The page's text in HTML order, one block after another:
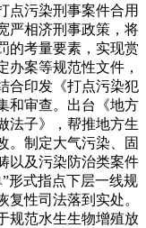
点污染刑事案件合用
严相济刑事政策，将
的考量要素，实现赏
办案等规范性文件，
合印发《打点污染犯
和审查。出台《地方
法子》，帮推地方生
。制定大气污染、固
以及污染防治类案件
形式指点下层一线规
性司法落到实处。
规范水生生物增殖放